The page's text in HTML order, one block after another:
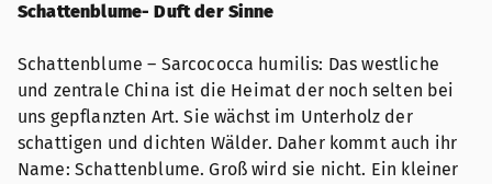
Schattenblume- Duft der Sinne
Schattenblume – Sarcococca humilis: Das westliche
und zentrale China ist die Heimat der noch selten bei
uns gepflanzten Art. Sie wächst im Unterholz der
schattigen und dichten Wälder. Daher kommt auch ihr
Name: Schattenblume. Groß wird sie nicht. Ein kleiner